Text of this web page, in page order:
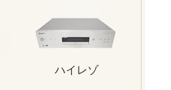
ハイレゾ